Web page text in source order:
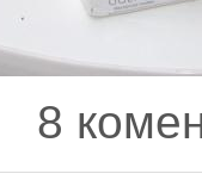
Подарунки для
8